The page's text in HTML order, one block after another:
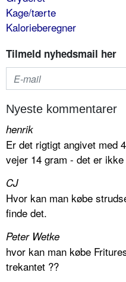
Kage/tærte
Kalorieberegner
Tilmeld nyhedsmail her
Nyeste kommentarer
henrik
Er det rigtigt angivet med
vejer 14 gram - det er
CJ
Hvor kan man købe
finde det.
Peter Wetke
hvor kan man købe
trekantet ??